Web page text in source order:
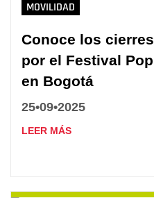
MOVILIDAD
Conoce los
por el Festival
en Bogotá
25•09•2025
LEER MÁS